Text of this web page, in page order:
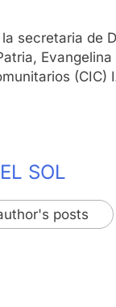
secretaria de
SOL
posts